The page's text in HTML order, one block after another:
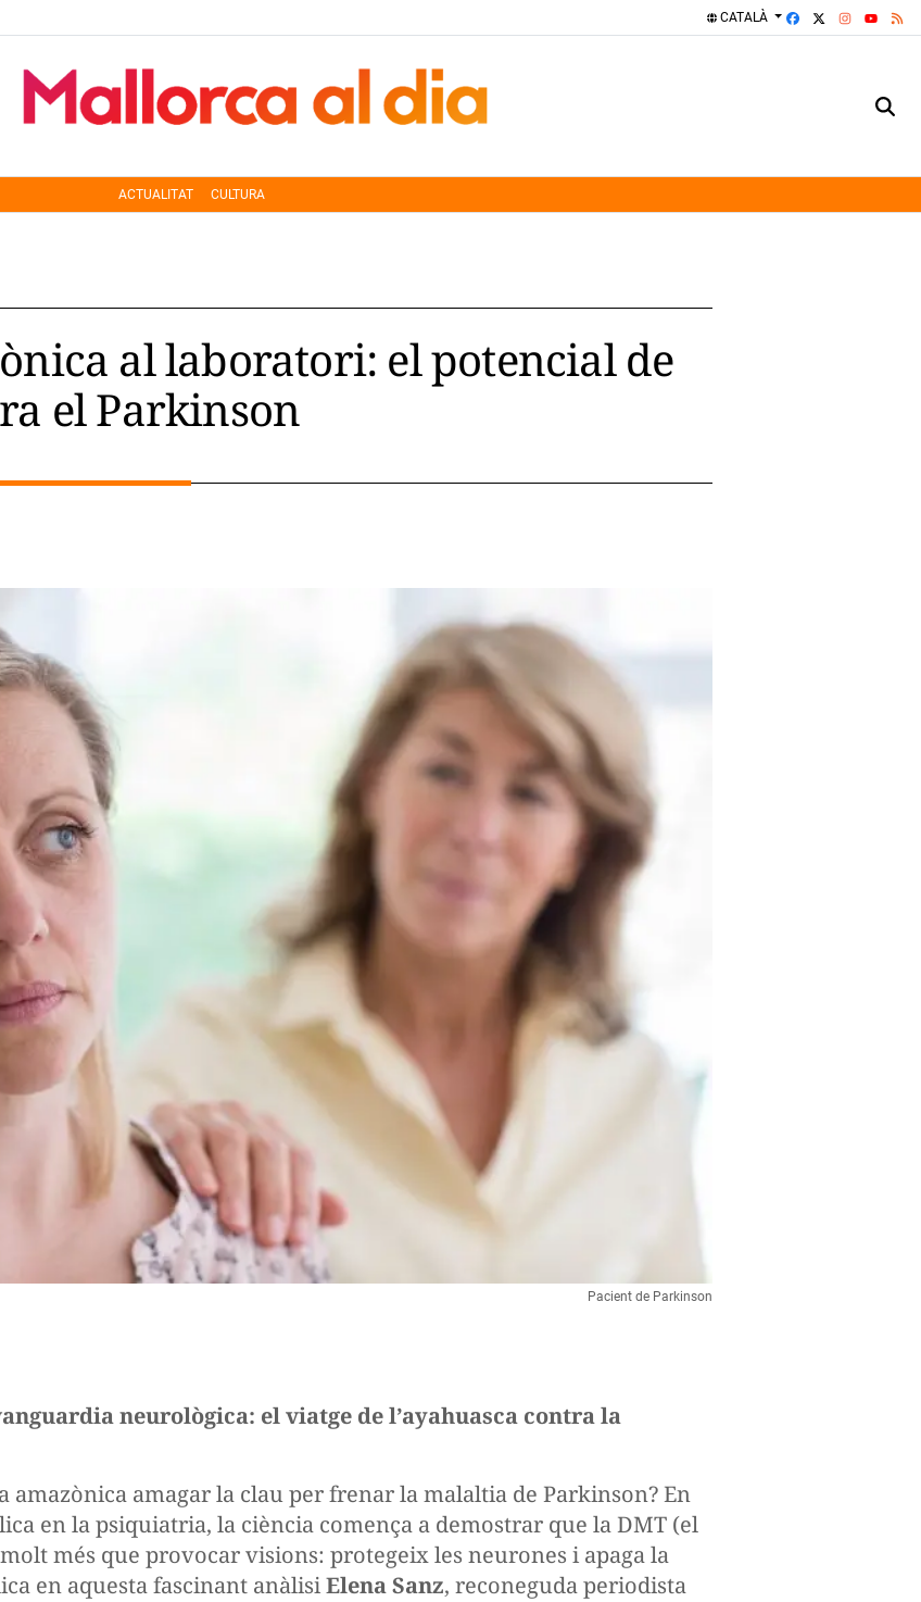
CATALÀ FACEBOOK
YOUTUBE
ACTUALITAT CULTURA
al laboratori: el potencial de
el Parkinson
Pacient de Parkinson
neurològica: el viatge de l’ayahuasca contra la
amazònica amagar la clau per frenar la malaltia de Parkinson? En
en la psiquiatria, la ciència comença a demostrar que la DMT (el
més que provocar visions: protegeix les neurones i apaga la
en aquesta fascinant anàlisiElena Sanz, reconeguda periodista